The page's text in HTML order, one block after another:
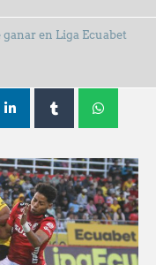
en Liga Ecuabet